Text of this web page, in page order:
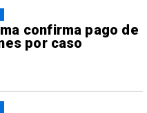
confirma pago de
por caso